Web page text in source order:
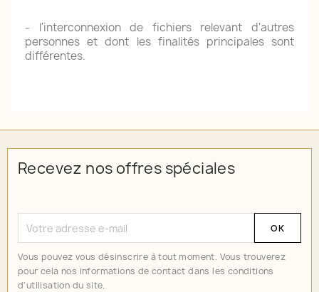
- l'interconnexion de fichiers relevant d'autres
personnes et dont les finalités principales sont
différentes.
Recevez nos offres spéciales
Vous pouvez vous désinscrire à tout moment. Vous trouverez
pour cela nos informations de contact dans les conditions
d'utilisation du site.